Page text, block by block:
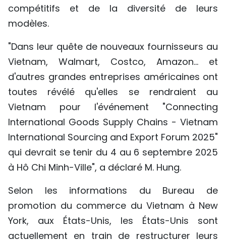
compétitifs et de la diversité de leurs
modèles.
"Dans leur quête de nouveaux fournisseurs au
Vietnam, Walmart, Costco, Amazon... et
d'autres grandes entreprises américaines ont
toutes révélé qu'elles se rendraient au
Vietnam pour l'événement "Connecting
International Goods Supply Chains - Vietnam
International Sourcing and Export Forum 2025"
qui devrait se tenir du 4 au 6 septembre 2025
à Hô Chi Minh-Ville", a déclaré M. Hung.
Selon les informations du Bureau de
promotion du commerce du Vietnam à New
York, aux États-Unis, les États-Unis sont
actuellement en train de restructurer leurs